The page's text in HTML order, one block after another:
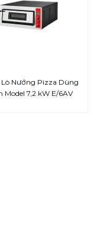
Lò Nướng Pizza Dùng
Model 7,2 kW E/6AV